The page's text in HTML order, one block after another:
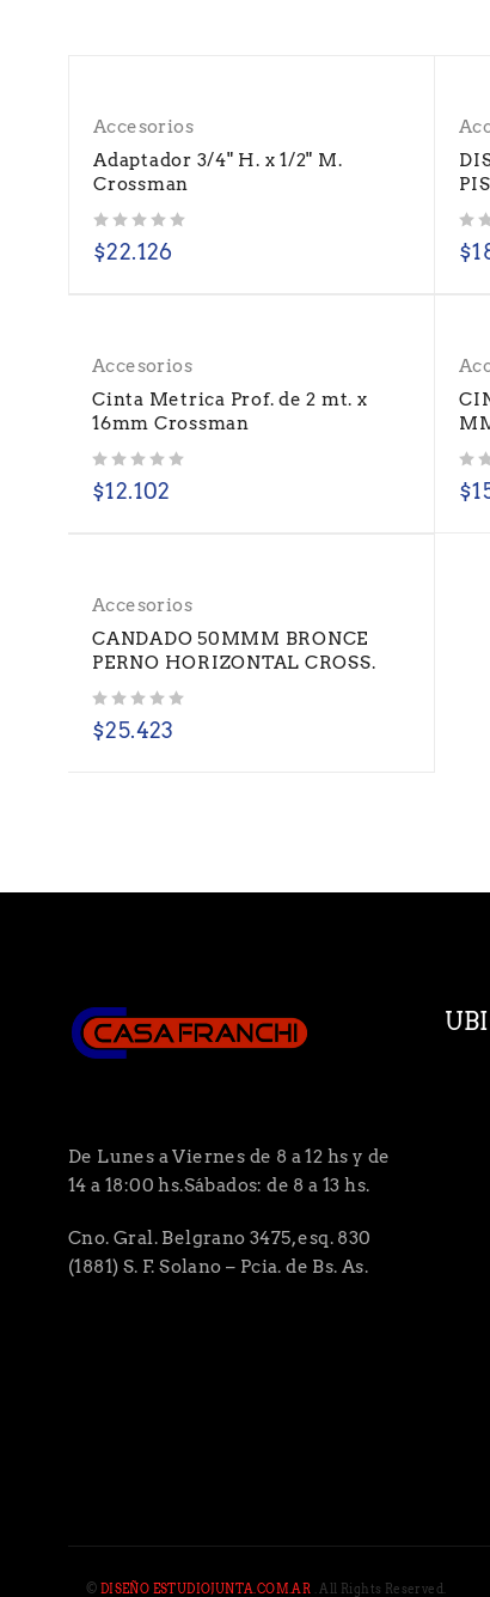
Accesorios
Adaptador 3/4" H. x 1/2" M.
Crossman
$22.126 $
Accesorios
Cinta Metrica Prof. de 2 mt. x
16mm Crossman
$12.102 $
Accesorios
CANDADO 50MMM BRONCE
PERNO HORIZONTAL CROSS.
$25.423
De Lunes a Viernes de 8 a 12 hs y de
14 a 18:00 hs.Sábados: de 8 a 13 hs.
Cno. Gral. Belgrano 3475, esq. 830
(1881) S. F. Solano – Pcia. de Bs. As.
© DISEÑO ESTUDIOJUNTA.COM.AR . All Rights Reserved.